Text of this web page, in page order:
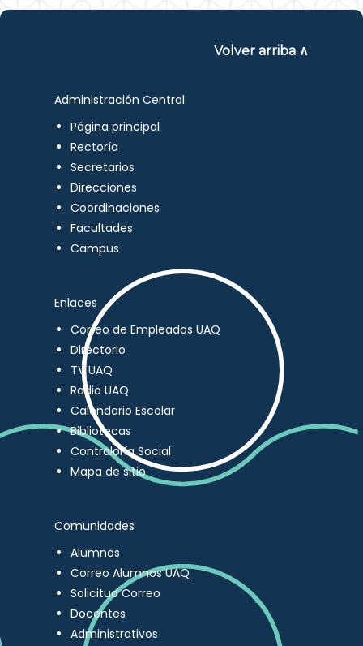
Volver arriba ∧
Administración Central
Página principal
Rectoría
Secretarios
Direcciones
Coordinaciones
Facultades
Campus
Enlaces
Correo de Empleados UAQ
Directorio
TV UAQ
Radio UAQ
Calendario Escolar
Bibliotecas
Contraloría Social
Mapa de sitio
Comunidades
Alumnos
Correo Alumnos UAQ
Solicitud Correo
Docentes
Administrativos